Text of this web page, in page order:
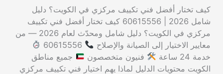
كيف تختار أفضل فني تكييف مركزي في الكويت؟ دليل
شامل 2026 | 60615556 كيف تختار أفضل فني تكييف
مركزي في الكويت؟ دليل شامل ومحدّث لعام 2026 — من
معايير الاختيار إلى الصيانة والإصلاح
خدمة 24 ساعة
فنيون متخصصون
جميع مناطق
الكويت محتويات الدليل لماذا يهم اختيار فني تكييف مركزي